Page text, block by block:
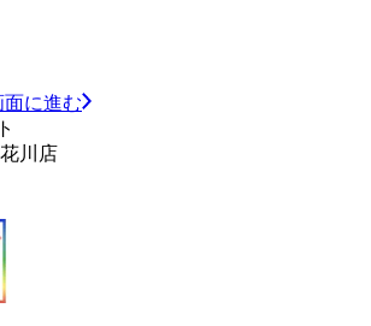
面に進む
川店